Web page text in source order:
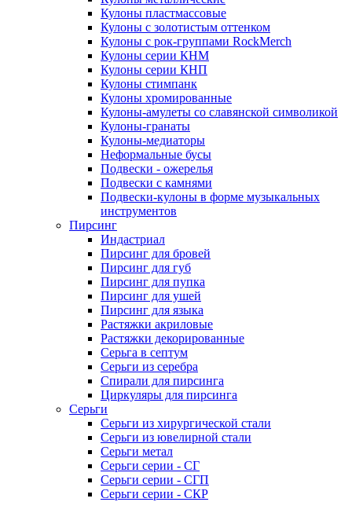
Кулоны пластмассовые
Кулоны с золотистым оттенком
Кулоны с рок-группами RockMerch
Кулоны серии КНМ
Кулоны серии КНП
Кулоны стимпанк
Кулоны хромированные
Кулоны-амулеты со славянской символикой
Кулоны-гранаты
Кулоны-медиаторы
Неформальные бусы
Подвески - ожерелья
Подвески с камнями
Подвески-кулоны в форме музыкальных
инструментов
Пирсинг
Индастриал
Пирсинг для бровей
Пирсинг для губ
Пирсинг для пупка
Пирсинг для ушей
Пирсинг для языка
Растяжки акриловые
Растяжки декорированные
Серьга в септум
Серьги из серебра
Спирали для пирсинга
Циркуляры для пирсинга
Серьги
Серьги из хирургической стали
Серьги из ювелирной стали
Серьги метал
Серьги серии - СГ
Серьги серии - СГП
Серьги серии - СКР